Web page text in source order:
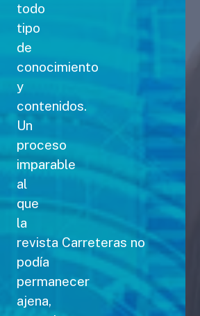
todo
tipo
de
conocimiento
y
contenidos.
Un
proceso
imparable
al
que
la
revista Carreteras no
podía
permanecer
ajena,